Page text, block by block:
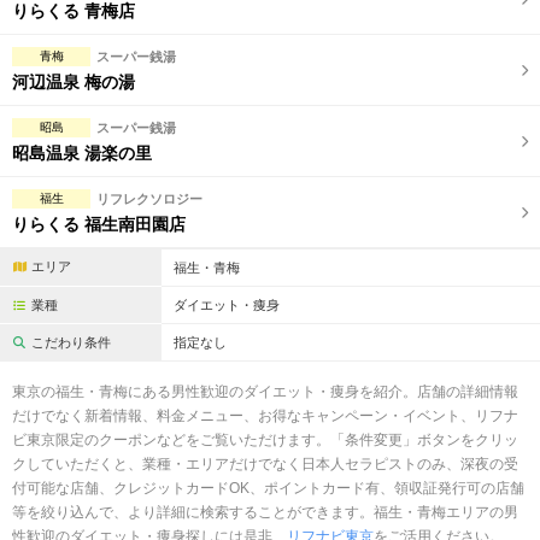
完全個室
ペアルームあり
専用駐車場あり
日本人スタッフのみ
こだわり条件を変更
閉じる
りらくる 青梅店
青梅 スーパー銭湯
河辺温泉 梅の湯
昭島 スーパー銭湯
昭島温泉 湯楽の里
福生 リフレクソロジー
りらくる 福生南田園店
エリア 福生・青梅
業種 ダイエット・痩身
こだわり条件 指定なし
東京の福生・青梅にある男性歓迎のダイエット・痩身を紹介。店舗の詳細情報
だけでなく新着情報、料金メニュー、お得なキャンペーン・イベント、リフナ
ビ東京限定のクーポンなどをご覧いただけます。「条件変更」ボタンをクリッ
クしていただくと、業種・エリアだけでなく日本人セラピストのみ、深夜の受
付可能な店舗、クレジットカードOK、ポイントカード有、領収証発行可の店舗
等を絞り込んで、より詳細に検索することができます。福生・青梅エリアの男
性歓迎のダイエット・痩身探しには是非、
リフナビ東京をご活用ください。